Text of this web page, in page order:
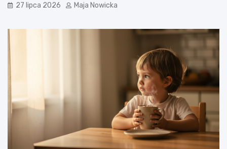
27 lipca 2026 Maja Nowicka